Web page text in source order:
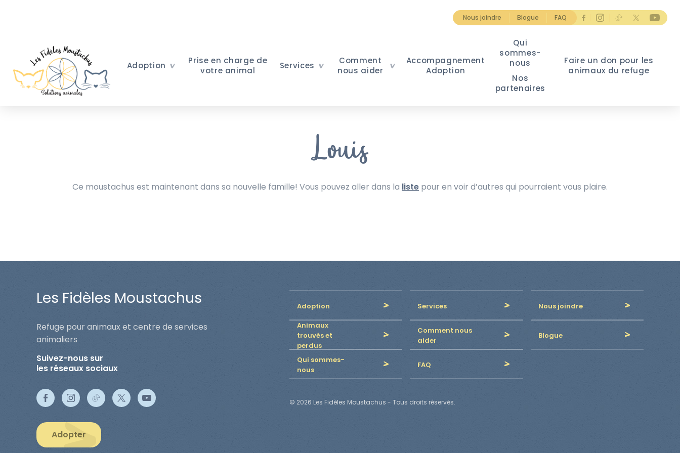
Nous joindre Blogue FAQ
Adoption
Prise en charge de
votre animal
Services
Comment
nous aider
Accompagnement
Adoption
Qui
sommes-
nous
Nos
partenaires
Faire un don pour les
animaux du refuge
Louis
Ce moustachus est maintenant dans sa nouvelle famille! Vous pouvez aller dans la liste pour en voir d’autres qui pourraient vous plaire.
Les Fidèles Moustachus
Refuge pour animaux et centre de services
animaliers
Suivez-nous sur
les réseaux sociaux
Adopter
Adoption Services
Nous joindre
Animaux
trouvés et
perdus
Comment nous
aider
Blogue
Qui sommes-
nous
FAQ
© 2026 Les Fidèles Moustachus - Tous droits réservés.